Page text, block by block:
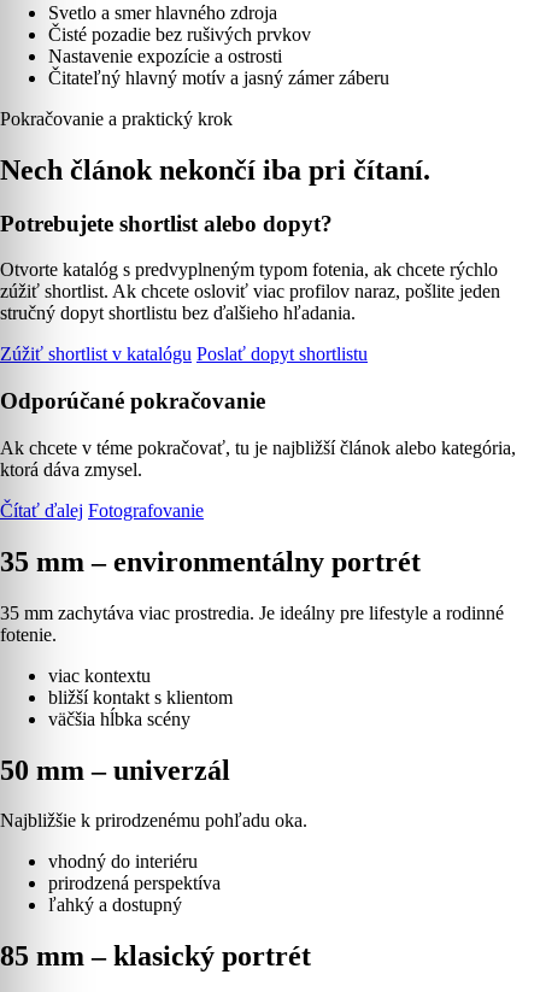
Svetlo a smer hlavného zdroja
Čisté pozadie bez rušivých prvkov
Nastavenie expozície a ostrosti
Čitateľný hlavný motív a jasný zámer záberu
Pokračovanie a praktický krok
Nech článok nekončí iba pri čítaní.
Potrebujete shortlist alebo dopyt?
Otvorte katalóg s predvyplneným typom fotenia, ak chcete rýchlo
zúžiť shortlist. Ak chcete osloviť viac profilov naraz, pošlite jeden
stručný dopyt shortlistu bez ďalšieho hľadania.
Zúžiť shortlist v katalógu Poslať dopyt shortlistu
Odporúčané pokračovanie
Ak chcete v téme pokračovať, tu je najbližší článok alebo kategória,
ktorá dáva zmysel.
Čítať ďalej Fotografovanie
35 mm – environmentálny portrét
35 mm zachytáva viac prostredia. Je ideálny pre lifestyle a rodinné
fotenie.
viac kontextu
bližší kontakt s klientom
väčšia hĺbka scény
50 mm – univerzál
Najbližšie k prirodzenému pohľadu oka.
vhodný do interiéru
prirodzená perspektíva
ľahký a dostupný
85 mm – klasický portrét